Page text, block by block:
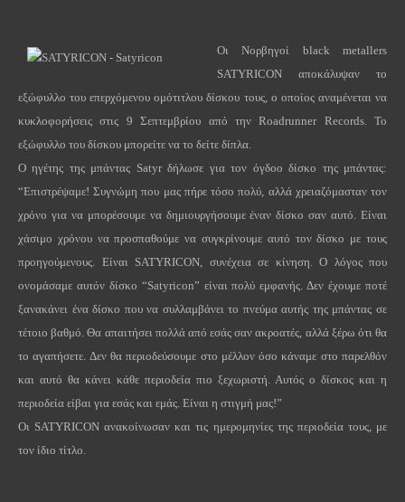
Οι Νορβηγοί black metallers
SATYRICON αποκάλυψαν το
εξώφυλλο του επερχόμενου ομότιτλου δίσκου τους, ο οποίος αναμένεται να
κυκλοφορήσεις στις 9 Σεπτεμβρίου από την Roadrunner Records. Το
εξώφυλλο του δίσκου μπορείτε να το δείτε δίπλα.
Ο ηγέτης της μπάντας Satyr δήλωσε για τον όγδοο δίσκο της μπάντας:
“Επιστρέψαμε! Συγνώμη που μας πήρε τόσο πολύ, αλλά χρειαζόμασταν τον
χρόνο για να μπορέσουμε να δημιουργήσουμε έναν δίσκο σαν αυτό. Είναι
χάσιμο χρόνου να προσπαθούμε να συγκρίνουμε αυτό τον δίσκο με τους
προηγούμενους. Είναι SATYRICON, συνέχεια σε κίνηση. Ο λόγος που
ονομάσαμε αυτόν δίσκο “Satyricon” είναι πολύ εμφανής. Δεν έχουμε ποτέ
ξανακάνει ένα δίσκο που να συλλαμβάνει το πνεύμα αυτής της μπάντας σε
τέτοιο βαθμό. Θα απαιτήσει πολλά από εσάς σαν ακροατές, αλλά ξέρω ότι θα
το αγαπήσετε. Δεν θα περιοδεύσουμε στο μέλλον όσο κάναμε στο παρελθόν
και αυτό θα κάνει κάθε περιοδεία πιο ξεχωριστή. Αυτός ο δίσκος και η
περιοδεία είβαι για εσάς και εμάς. Είναι η στιγμή μας!”
Οι SATYRICON ανακοίνωσαν και τις ημερομηνίες της περιοδεία τους, με
τον ίδιο τίτλο.